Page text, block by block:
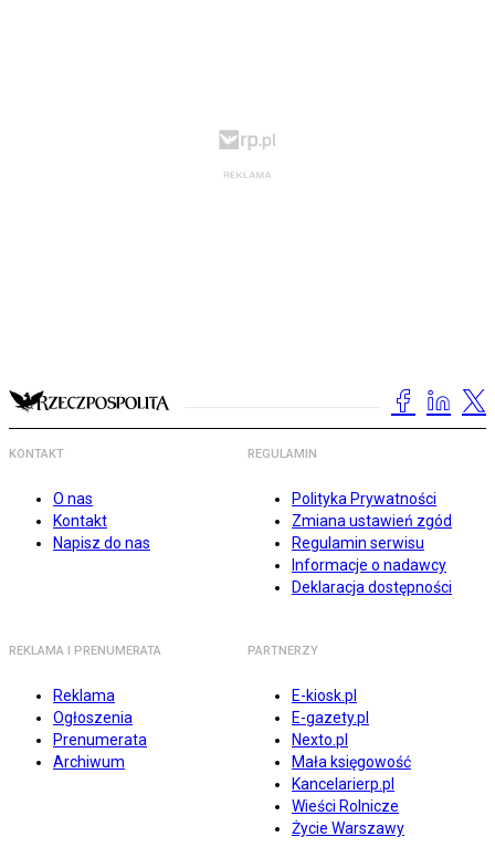
KONTAKT
O nas
Kontakt
Napisz do nas
REGULAMIN
Polityka Prywatności
Zmiana ustawień zgód
Regulamin serwisu
Informacje o nadawcy
Deklaracja dostępności
REKLAMA I PRENUMERATA
Reklama
Ogłoszenia
Prenumerata
Archiwum
PARTNERZY
E-kiosk.pl
E-gazety.pl
Nexto.pl
Mała księgowość
Kancelarierp.pl
Wieści Rolnicze
Życie Warszawy